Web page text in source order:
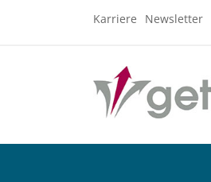
Karriere Newsletter